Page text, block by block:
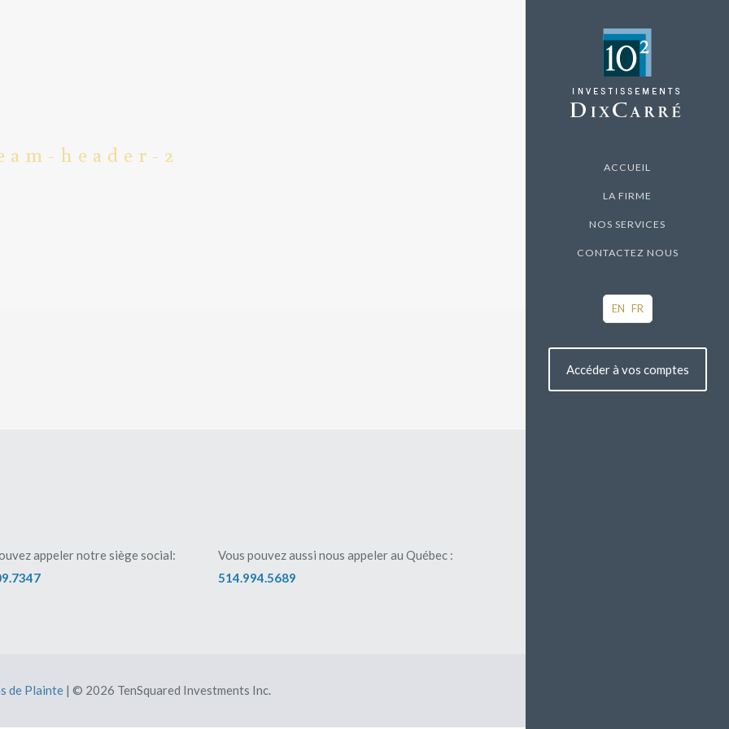
ACCUEIL
LA FIRME
NOS SERVICES
CONTACTEZ NOUS
EN FR
Accéder à vos comptes
header-2
appeler notre siège social:
Vous pouvez aussi nous appeler au Québec :
514.994.5689
de Plainte | © 2026 TenSquared Investments Inc.